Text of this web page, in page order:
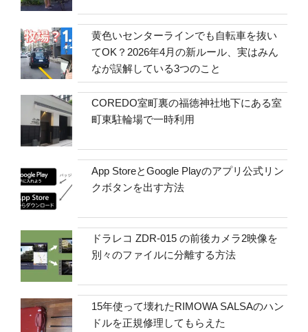
黄色いセンターラインでも自転車を抜い
てOK？2026年4月の新ルール、実はみん
なが誤解している3つのこと
COREDO室町裏の福徳神社地下にある室
町東駐輪場で一時利用
App StoreとGoogle Playのアプリ公式リン
クボタンを出す方法
ドラレコ ZDR-015 の前後カメラ2映像を
別々のファイルに分離する方法
15年使って壊れたRIMOWA SALSAのハン
ドルを正規修理してもらえた